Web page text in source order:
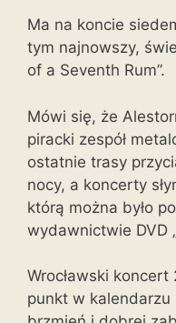
Ma na koncie
tym najnowszy,
of a Seventh Rum”.
Mówi się, że
piracki zespół
ostatnie trasy
nocy, a koncerty
którą można było
wydawnictwie DVD
Wrocławski
punkt w